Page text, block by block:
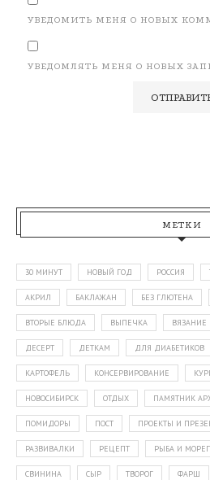
УВЕДОМИТЬ МЕНЯ О НОВЫХ
УВЕДОМЛЯТЬ МЕНЯ О НОВЫХ
МЕТКИ
30 МИНУТ НОВЫЙ ГОД РОССИЯ
АКРИЛ БАКЛАЖАН БЕЗ ГЛЮТЕНА
ВТОРЫЕ БЛЮДА ВЫПЕЧКА ВЯЗАНИЕ
ДЕСЕРТ ДЕТКАМ ДЛЯ ДИАБЕТИКОВ
КАРТОФЕЛЬ КОНСЕРВИРОВАНИЕ
НОВОСИБИРСК ОТДЫХ ПАМЯТНИК
ПОМИДОРЫ ПОСТ ПРОЕКТЫ И
РАЗВИВАЛКИ РЕЦЕПТ РЫБА И
СВИНИНА СЫР ТВОРОГ ФАРШ